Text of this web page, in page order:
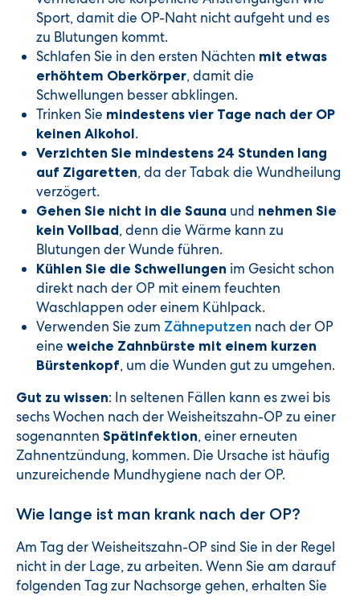
Sport, damit die OP-Naht nicht aufgeht und es
zu Blutungen kommt.
Schlafen Sie in den ersten Nächten mit etwas
erhöhtem Oberkörper, damit die
Schwellungen besser abklingen.
Trinken Sie mindestens vier Tage nach der OP
keinen Alkohol.
Verzichten Sie mindestens 24 Stunden lang
auf Zigaretten, da der Tabak die Wundheilung
verzögert.
Gehen Sie nicht in die Sauna und nehmen Sie
kein Vollbad, denn die Wärme kann zu
Blutungen der Wunde führen.
Kühlen Sie die Schwellungen im Gesicht schon
direkt nach der OP mit einem feuchten
Waschlappen oder einem Kühlpack.
Verwenden Sie zum Zähneputzen nach der OP
eine weiche Zahnbürste mit einem kurzen
Bürstenkopf, um die Wunden gut zu umgehen.
Gut zu wissen: In seltenen Fällen kann es zwei bis
sechs Wochen nach der Weisheitszahn-OP zu einer
sogenannten Spätinfektion, einer erneuten
Zahnentzündung, kommen. Die Ursache ist häufig
unzureichende Mundhygiene nach der OP.
Wie lange ist man krank nach der OP?
Am Tag der Weisheitszahn-OP sind Sie in der Regel
nicht in der Lage, zu arbeiten. Wenn Sie am darauf
folgenden Tag zur Nachsorge gehen, erhalten Sie